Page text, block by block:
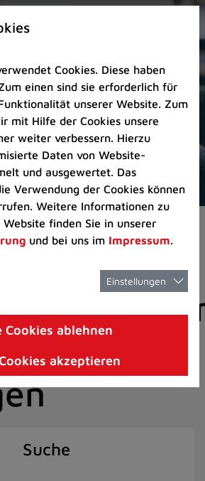
Pressemitteilungen
Suche
Cookies. Diese haben
einen sind sie erforderlich für
unserer Website. Zum
mit Hilfe der Cookies unsere
weiter verbessern. Hierzu
Daten von Website-
und ausgewertet. Das
Verwendung der Cookies können
Weitere Informationen zu
finden Sie in unserer
und bei uns im Impressum.
Einstellungen
Cookies ablehnen
akzeptieren